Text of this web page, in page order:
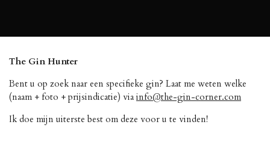
The Gin Hunter
Bent u op zoek naar een specifieke gin? Laat me weten welke
(naam + foto + prijsindicatie) via info@the-gin-corner.com
Ik doe mijn uiterste best om deze voor u te vinden!